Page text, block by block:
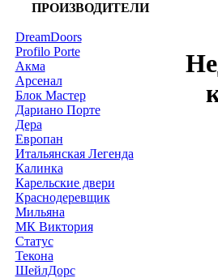
ПРОИЗВОДИТЕЛИ
DreamDoors
Profilo Porte
Акма
Арсенал
Блок Мастер
Дариано Порте
Дера
Европан
Итальянская Легенда
Калинка
Карельские двери
Краснодеревщик
Мильяна
МК Виктория
Статус
Текона
ШейлДорс